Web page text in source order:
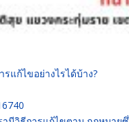
แก้ไขอย่างไรได้บ้าง?